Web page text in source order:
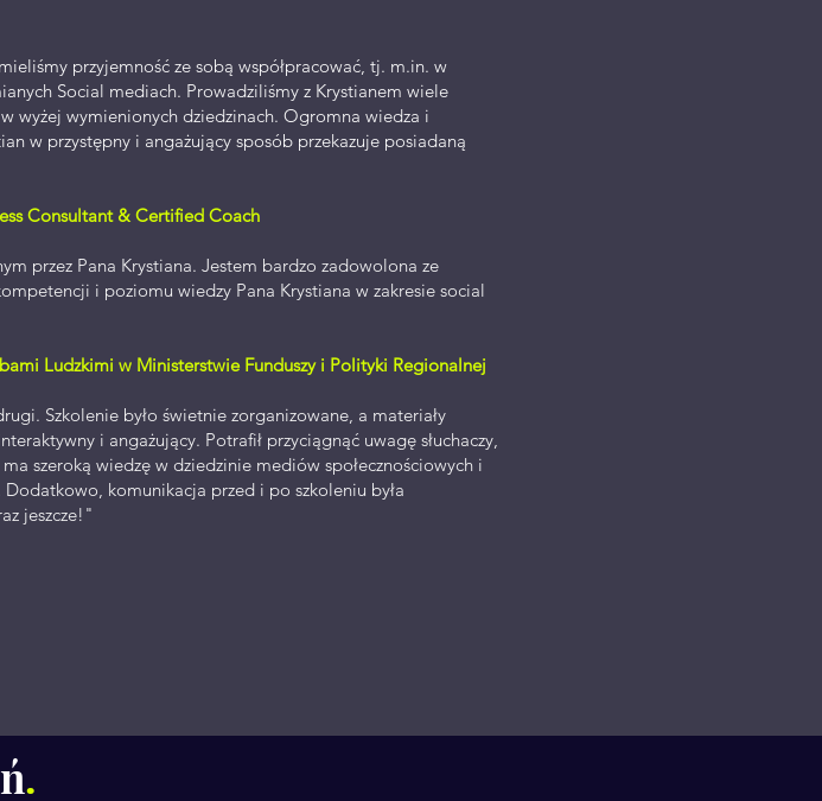
przyjemność ze sobą współpracować, tj. m.in. w
Social mediach. Prowadziliśmy z Krystianem wiele
wyżej wymienionych dziedzinach. Ogromna wiedza i
w przystępny i angażujący sposób przekazuje posiadaną
Consultant & Certified Coach
przez Pana Krystiana. Jestem bardzo zadowolona ze
i poziomu wiedzy Pana Krystiana w zakresie social
Ludzkimi w Ministerstwie Funduszy i Polityki Regionalnej
Szkolenie było świetnie zorganizowane, a materiały
i angażujący. Potrafił przyciągnąć uwagę słuchaczy,
szeroką wiedzę w dziedzinie mediów społecznościowych i
komunikacja przed i po szkoleniu była
jeszcze!"
.